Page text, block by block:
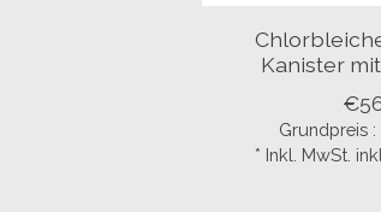
Kanister
Grundpreis
* Inkl. MwSt.